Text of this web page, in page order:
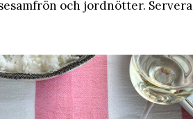
och jordnötter. Servera